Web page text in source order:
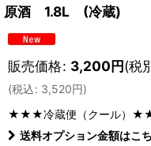
原酒 1.8L (冷蔵)
販売価格: 3,200円(税
(税込: 3,520円)
★★★冷蔵便（クール）
送料オプション金額はこ